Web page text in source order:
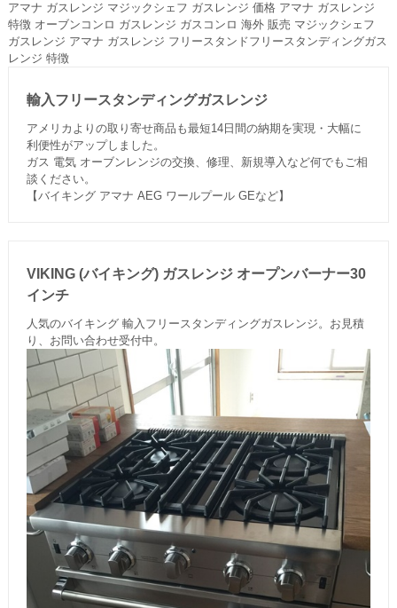
アマナ ガスレンジ マジックシェフ ガスレンジ 価格 アマナ ガスレンジ
特徴 オーブンコンロ ガスレンジ ガスコンロ 海外 販売 マジックシェフ
ガスレンジ アマナ ガスレンジ フリースタンドフリースタンディングガス
レンジ 特徴
輸入フリースタンディングガスレンジ
アメリカよりの取り寄せ商品も最短14日間の納期を実現・大幅に
利便性がアップしました。
ガス 電気 オーブンレンジの交換、修理、新規導入など何でもご相
談ください。
【バイキング アマナ AEG ワールプール GEなど】
VIKING (バイキング) ガスレンジ オープンバーナー30
インチ
人気のバイキング 輸入フリースタンディングガスレンジ。お見積
り、お問い合わせ受付中。